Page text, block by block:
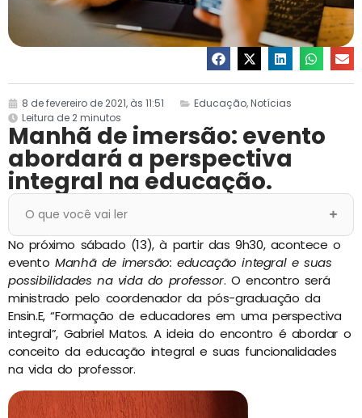
8 de fevereiro de 2021, às 11:51 Educação,Notícias
Leitura de 2 minutos
Manhã de imersão: evento
abordará a perspectiva
integral na educação.
O que você vai ler
No próximo sábado (13), à partir das 9h30, acontece o
eventoManhã de imersão: educação integral e suas
possibilidades na vida do professor. O encontro será
ministrado pelo coordenador da pós-graduação da
Ensin.E, “Formação de educadores em uma perspectiva
integral”, Gabriel Matos. A ideia do encontro é abordar o
conceito da educação integral e suas funcionalidades
na vida do professor.